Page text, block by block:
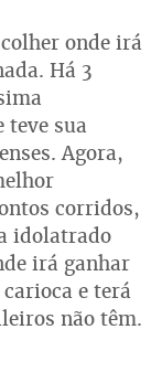
onde irá
Há 3
teve sua
Agora,
corridos,
idolatrado
irá ganhar
e terá
não têm.